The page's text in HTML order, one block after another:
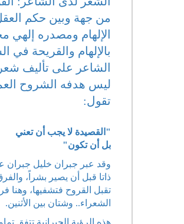
من جهة وبين حكم
الإلهام ومصدره إلهي
بالإلهام والقريحة في
الشاعر على تأليف
ليس هدفه الشروح
تقول:
"القصيدة لا يجب أن تعني
بل أن تكون"
وقد عبر جبران خليل جبران
ذاتا قبل أن يصير بشراً،
تقبل القروح فتشفيها، وهنا
الشعراء.. وشتان بين الأثنين.
هذه الرؤية الجبرانية تتفق